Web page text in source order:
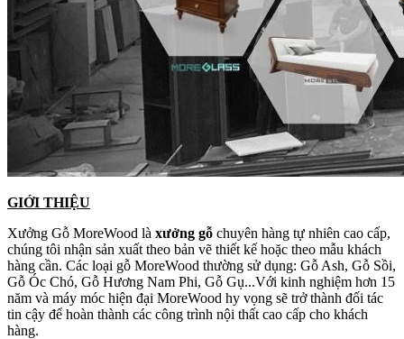
GIỚI THIỆU
Xưởng Gỗ MoreWood là xưởng gỗ chuyên hàng tự nhiên cao cấp,
chúng tôi nhận sản xuất theo bản vẽ thiết kế hoặc theo mẫu khách
hàng cần. Các loại gỗ MoreWood thường sử dụng: Gỗ Ash, Gỗ Sồi,
Gỗ Óc Chó, Gỗ Hương Nam Phi, Gỗ Gụ...Với kinh nghiệm hơn 15
năm và máy móc hiện đại MoreWood hy vọng sẽ trở thành đối tác
tin cậy để hoàn thành các công trình nội thất cao cấp cho khách
hàng.